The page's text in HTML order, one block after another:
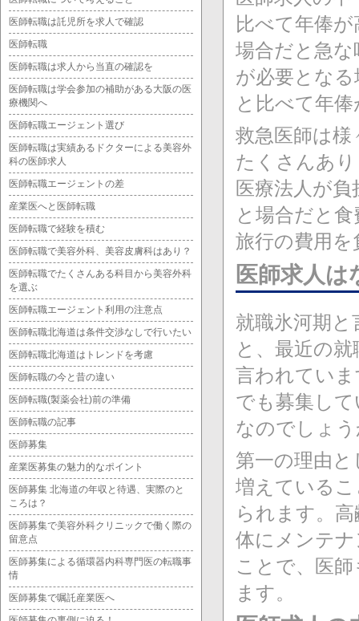
比べて年俸
場合だと急
が必要とな
と比べて年
救急医師は
たくさんあ
医療法人が
と場合だと
旅行の費用
医師求人
就職氷河期
と、最近の
言われてい
でも募集し
なのでしょ
第一の理由
増えている
られます。
体にメンテ
ことで、医
ます。
医師転職は託児所を求人で確認
医師転職
医師転職は求人から当直の確認を
医師転職は学会参加の補助がある大阪の医
療機関へ
医師転職エージェント選び
医師転職は実績あるドクターによる美容外
科の医師求人
医師転職エージェントの差
産業医へと医師転職
医師転職で経験を積む
医師転職で美容外科、美容皮膚科はあり？
医師転職でたくさんある科目から美容外科
を選ぶ
医師転職エージェント利用の注意点
医師転職北海道は条件交渉なしで行いたい
医師転職北海道はトレンドを考慮
医師転職の今と昔の違い
医師転職(製薬会社)前の準備
医師転職の記事
医師募集
産業医募集の魅力的なポイント
医師募集 北海道の年収と待遇、実際のと
ころは？
医師募集で美容外科クリニックで働く際の
留意点
医師募集による循環器内科専門医の転職事
情
医師募集で嘱託産業医へ